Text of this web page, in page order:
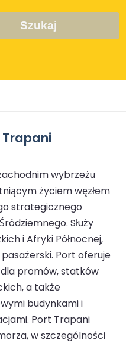
Szukaj
wybrzeżu
życiem węzłem
strategicznego
Służy
i Afryki Północnej,
Port oferuje
promów, statków
a także
budynkami i
Port Trapani
w szczególności